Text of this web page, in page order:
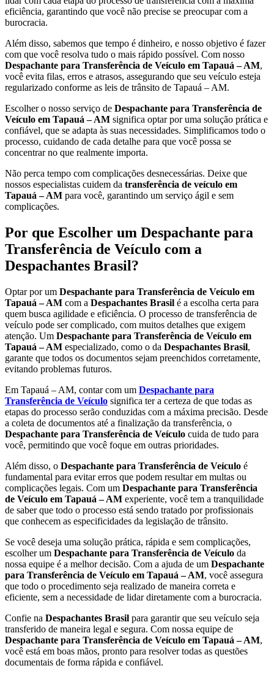
eficiência, garantindo que você não precise se preocupar com a
burocracia.
Além disso, sabemos que tempo é dinheiro, e nosso objetivo é fazer
com que você resolva tudo o mais rápido possível. Com nosso
Despachante para Transferência de Veículo em Tapauá – AM,
você evita filas, erros e atrasos, assegurando que seu veículo esteja
regularizado conforme as leis de trânsito de Tapauá – AM.
Escolher o nosso serviço de Despachante para Transferência de
Veículo em Tapauá – AM significa optar por uma solução prática e
confiável, que se adapta às suas necessidades. Simplificamos todo o
processo, cuidando de cada detalhe para que você possa se
concentrar no que realmente importa.
Não perca tempo com complicações desnecessárias. Deixe que
nossos especialistas cuidem da transferência de veículo em
Tapauá – AM para você, garantindo um serviço ágil e sem
complicações.
Por que Escolher um Despachante para
Transferência de Veículo com a
Despachantes Brasil?
Optar por um Despachante para Transferência de Veículo em
Tapauá – AM com a Despachantes Brasil é a escolha certa para
quem busca agilidade e eficiência. O processo de transferência de
veículo pode ser complicado, com muitos detalhes que exigem
atenção. Um Despachante para Transferência de Veículo em
Tapauá – AM especializado, como o da Despachantes Brasil,
garante que todos os documentos sejam preenchidos corretamente,
evitando problemas futuros.
Em Tapauá – AM, contar com um Despachante para
Transferência de Veículo significa ter a certeza de que todas as
etapas do processo serão conduzidas com a máxima precisão. Desde
a coleta de documentos até a finalização da transferência, o
Despachante para Transferência de Veículo cuida de tudo para
você, permitindo que você foque em outras prioridades.
Além disso, o Despachante para Transferência de Veículo é
fundamental para evitar erros que podem resultar em multas ou
complicações legais. Com um Despachante para Transferência
de Veículo em Tapauá – AM experiente, você tem a tranquilidade
de saber que todo o processo está sendo tratado por profissionais
que conhecem as especificidades da legislação de trânsito.
Se você deseja uma solução prática, rápida e sem complicações,
escolher um Despachante para Transferência de Veículo da
nossa equipe é a melhor decisão. Com a ajuda de um Despachante
para Transferência de Veículo em Tapauá – AM, você assegura
que todo o procedimento seja realizado de maneira correta e
eficiente, sem a necessidade de lidar diretamente com a burocracia.
Confie na Despachantes Brasil para garantir que seu veículo seja
transferido de maneira legal e segura. Com nossa equipe de
Despachante para Transferência de Veículo em Tapauá – AM,
você está em boas mãos, pronto para resolver todas as questões
documentais de forma rápida e confiável.